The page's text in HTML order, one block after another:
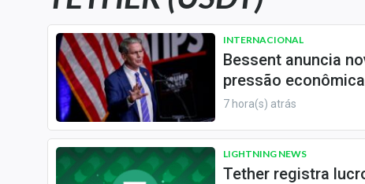
Central de Dividendos
Central de Fundos
Imobiliários
Central dos IPOs
Renda Fixa
Finanças Pessoais
INTERNACIONAL
Bessent anuncia
pressão
7 hora(s) atrás
LIGHTNING NEWS
Tether registra